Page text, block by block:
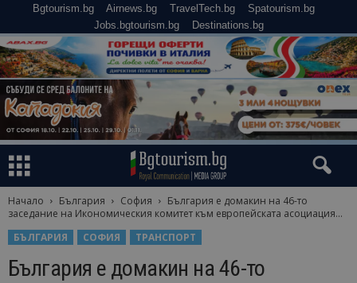
Bgtourism.bg Airnews.bg TravelTech.bg
Spatourism.bg
Jobs.bgtourism.bg
Destinations.bg
Начало България София
България е домакин на 46-то
заседание на Икономическия комитет към европейската асоциация...
БЪЛГАРИЯ
СОФИЯ ТРАНСПОРТ
България е домакин на 46-то